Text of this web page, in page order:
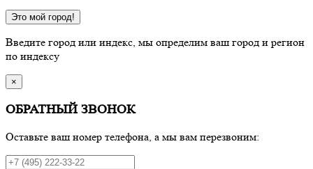
Это мой город!
Введите город или индекс, мы определим ваш город и регион
по индексу
×
ОБРАТНЫЙ ЗВОНОК
Оставьте ваш номер телефона, а мы вам перезвоним: